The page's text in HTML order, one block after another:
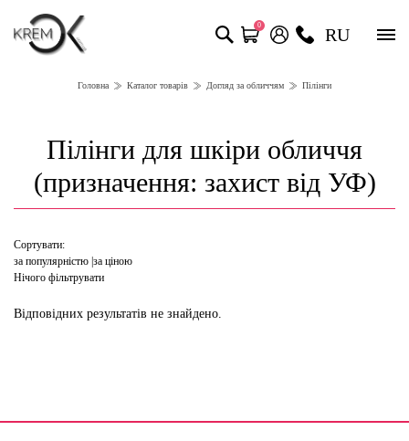
0 RU
Головна Каталог товарів Догляд за обличчям Пілінги
Пілінги для шкіри обличчя
(призначення: захист від УФ)
Сортувати:
за популярністю за ціною
Нічого фільтрувати
Відповідних результатів не знайдено.